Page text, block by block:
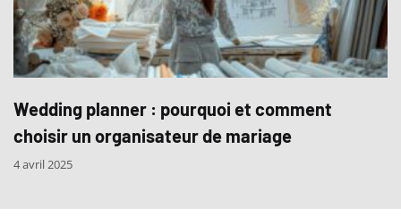
Wedding planner : pourquoi et comment
choisir un organisateur de mariage
4 avril 2025